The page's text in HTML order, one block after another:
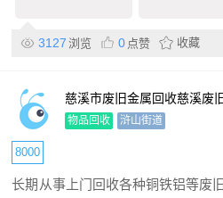
3127 浏览 0 点赞 收藏
慈溪市废旧金属回收慈溪废
线回收
物品回收 浒山街道
8000
长期从事上门回收各种铜铁铝等废